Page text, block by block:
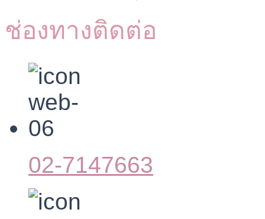
ช่องทางติดต่อ
02-7147663